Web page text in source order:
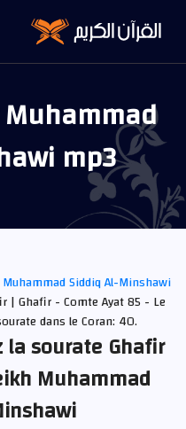
mp3
Muhammad Siddiq Al-Minshawi
| Ghafir - Comte Ayat 85 - Le
dans le Coran: 40.
la sourate Ghafir
Muhammad